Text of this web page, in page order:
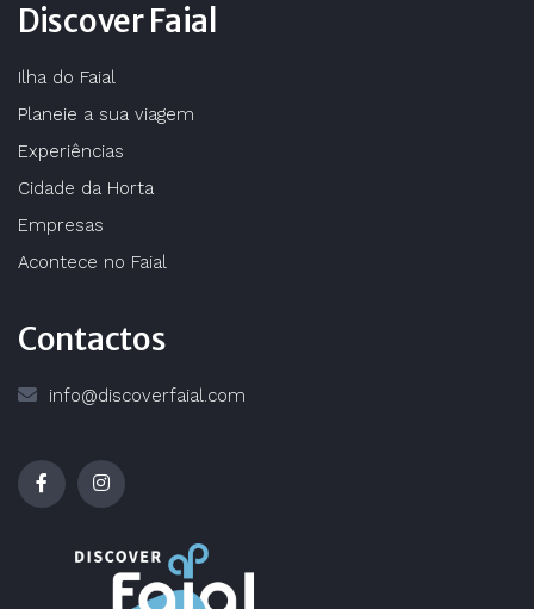
Discover Faial
Ilha do Faial
Planeie a sua viagem
Experiências
Cidade da Horta
Empresas
Acontece no Faial
Contactos
info@discoverfaial.com